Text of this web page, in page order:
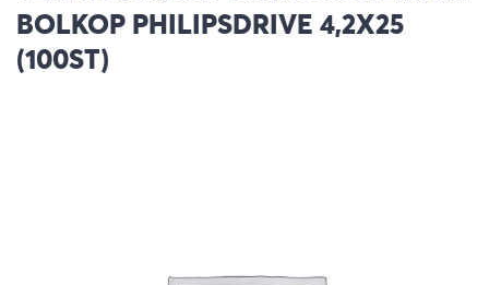
BOLKOP PHILIPSDRIVE 4,2X25
(100ST)